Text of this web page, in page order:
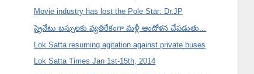
Movie industry has lost the Pole Star: Dr.JP
ప్రైవేటు బస్సులకు వ్యతిరేకంగా మళ్లీ ఆందోళన చేపడుతు...
Lok Satta resuming agitation against private buses
Lok Satta Times Jan 1st-15th, 2014